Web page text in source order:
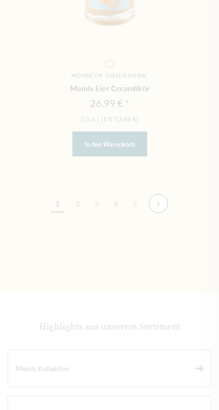
HOUSE OF JULIUS MEINL
Meinls Eier Creamlikör
26,99 €
0.5 lt (1 lt 53,98 €)
In den Warenkorb
Seite
1 2 3 4 5
Highlights aus unserem Sortiment
Meinls Kollektion